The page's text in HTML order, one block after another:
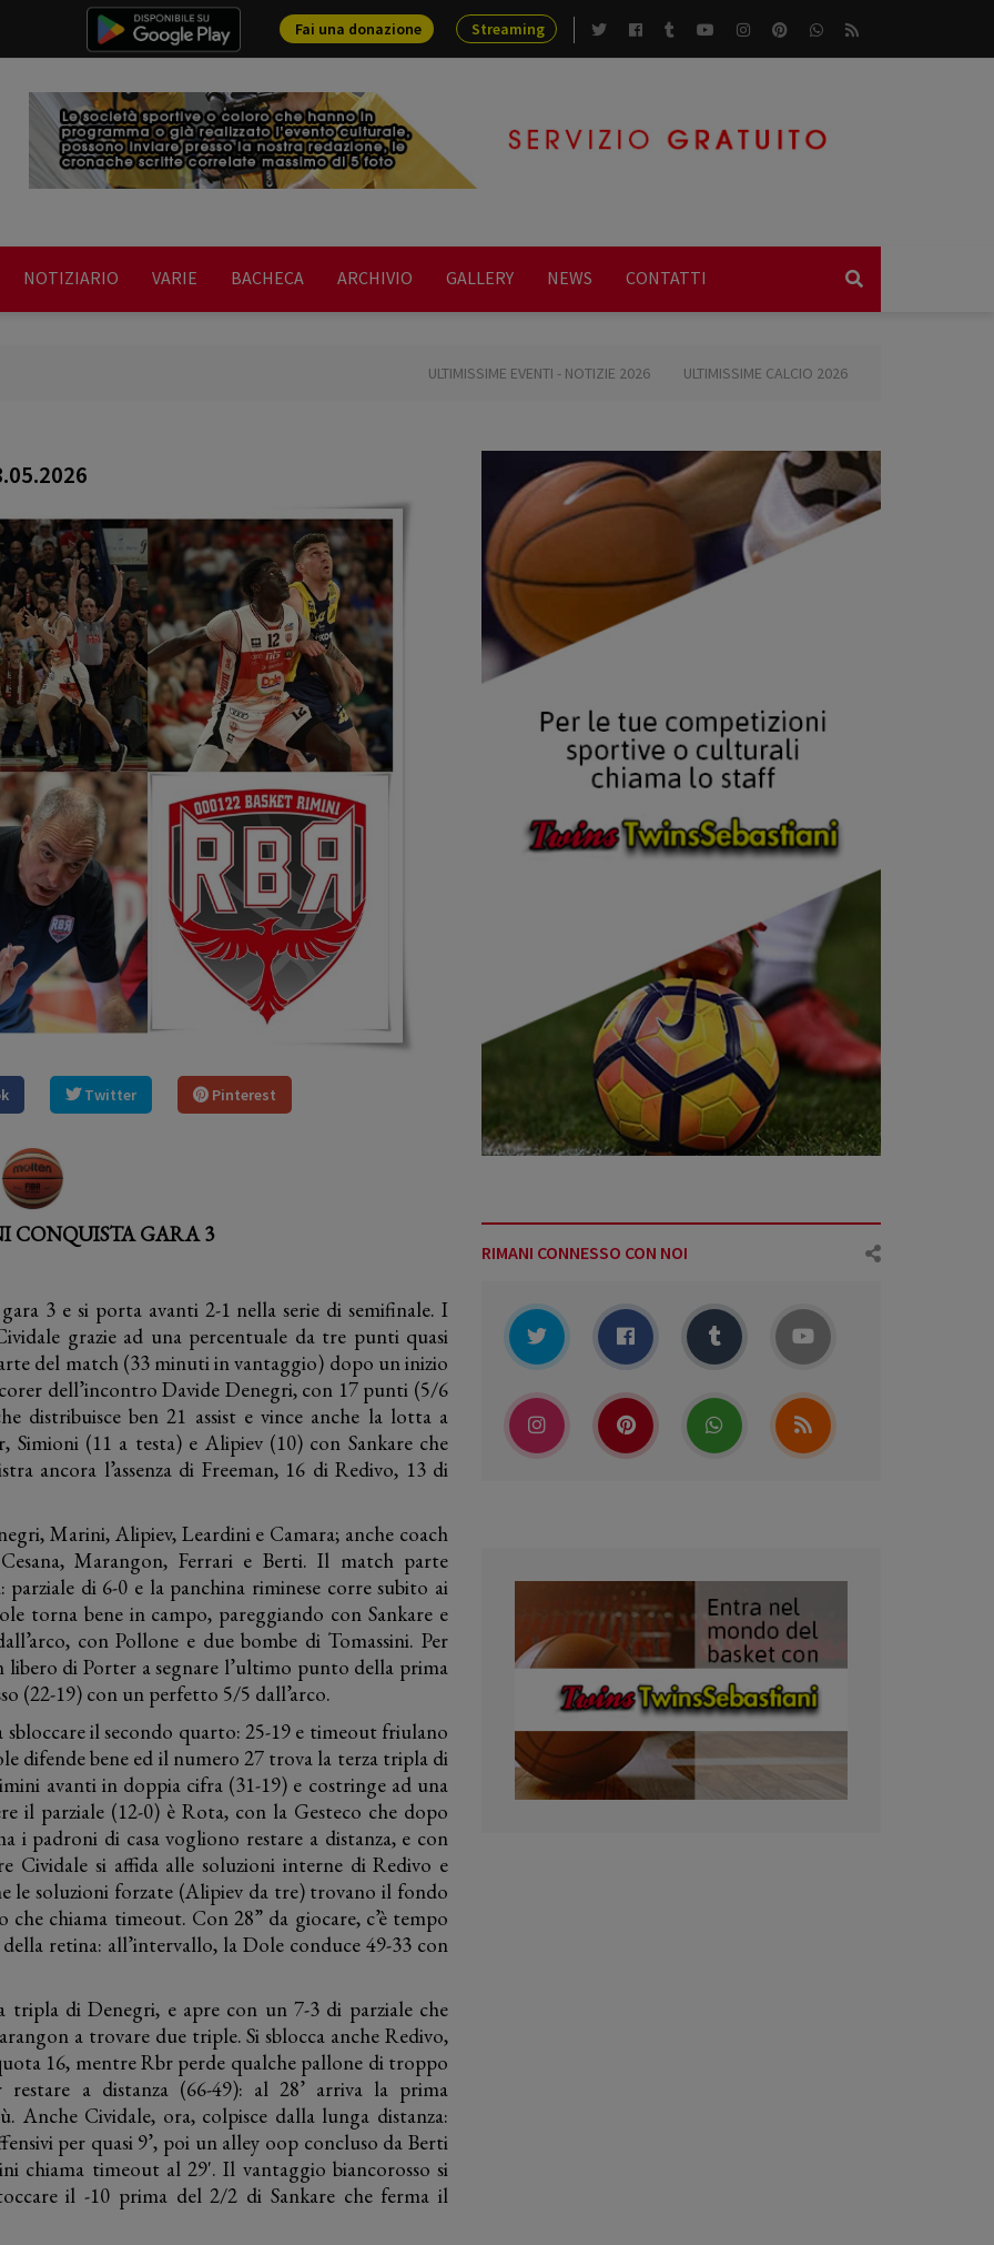
Fai una donazione Streaming
NOTIZIARIO VARIE BACHECA ARCHIVIO GALLERY NEWS CONTATTI
ULTIMISSIME CALCIO 2026 ULTIMISSIME BASKET 2026 ULTIMISSIME ALTRI SPORT
Twitter Pinterest
CONQUISTA GARA 3
3 e si porta avanti 2-1 nella serie di semifinale. I
grazie ad una percentuale da tre punti quasi
del match (33 minuti in vantaggio) dopo un inizio
dell’incontro Davide Denegri, con 17 punti (5/6
distribuisce ben 21 assist e vince anche la lotta a
Simioni (11 a testa) e Alipiev (10) con Sankare che
ancora l’assenza di Freeman, 16 di Redivo, 13 di
Marini, Alipiev, Leardini e Camara; anche coach
Marangon, Ferrari e Berti. Il match parte
di 6-0 e la panchina riminese corre subito ai
torna bene in campo, pareggiando con Sankare e
con Pollone e due bombe di Tomassini. Per
libero di Porter a segnare l’ultimo punto della prima
(22-19) con un perfetto 5/5 dall’arco.
sbloccare il secondo quarto: 25-19 e timeout friulano
difende bene ed il numero 27 trova la terza tripla di
avanti in doppia cifra (31-19) e costringe ad una
il parziale (12-0) è Rota, con la Gesteco che dopo
i padroni di casa vogliono restare a distanza, e con
si affida alle soluzioni interne di Redivo e
le soluzioni forzate (Alipiev da tre) trovano il fondo
chiama timeout. Con 28” da giocare, c’è tempo
retina: all’intervallo, la Dole conduce 49-33 con
tripla di Denegri, e apre con un 7-3 di parziale che
a trovare due triple. Si sblocca anche Redivo,
16, mentre Rbr perde qualche pallone di troppo
a distanza (66-49): al 28’ arriva la prima
Anche Cividale, ora, colpisce dalla lunga distanza:
per quasi 9’, poi un alley oop concluso da Berti
chiama timeout al 29'. Il vantaggio biancorosso si
il -10 prima del 2/2 di Sankare che ferma il
RIMANI CONNESSO CON NOI